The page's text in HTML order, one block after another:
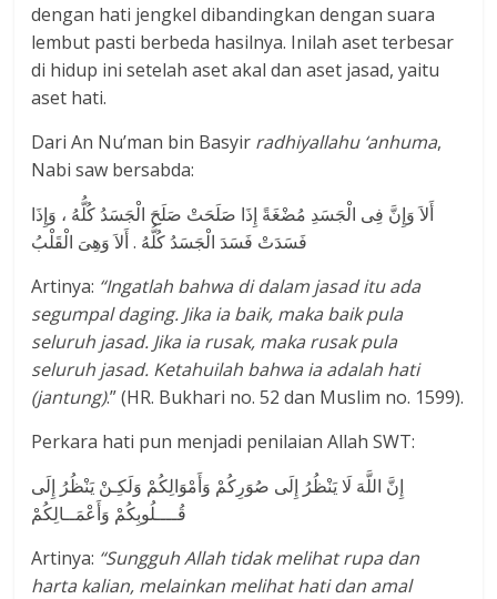
dengan hati jengkel dibandingkan dengan suara
lembut pasti berbeda hasilnya. Inilah aset terbesar
di hidup ini setelah aset akal dan aset jasad, yaitu
aset hati.
Dari An Nu’man bin Basyir radhiyallahu ‘anhuma,
Nabi saw bersabda:
أَلاَ وَإِنَّ فِى الْجَسَدِ مُضْغَةً إِذَا صَلَحَتْ صَلَحَ الْجَسَدُ كُلُّهُ ، وَإِذَا
فَسَدَتْ فَسَدَ الْجَسَدُ كُلُّهُ . أَلاَ وَهِىَ الْقَلْبُ
Artinya: “Ingatlah bahwa di dalam jasad itu ada
segumpal daging. Jika ia baik, maka baik pula
seluruh jasad. Jika ia rusak, maka rusak pula
seluruh jasad. Ketahuilah bahwa ia adalah hati
(jantung).” (HR. Bukhari no. 52 dan Muslim no. 1599).
Perkara hati pun menjadi penilaian Allah SWT:
إِنَّ اللَّهَ لَا يَنْظُرُ إِلَى صُوَرِكُمْ وَأَمْوَالِكُمْ وَلَكِـنْ يَنْظُرُ إِلَى
قُــــلُوبِكُمْ وَأَعْمَــالِكُمْ
Artinya: “Sungguh Allah tidak melihat rupa dan
harta kalian, melainkan melihat hati dan amal